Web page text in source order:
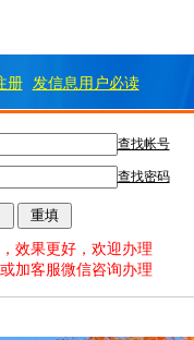
册 发信息用户必读
查找帐号
查找密码
效果更好，欢迎办理
加客服微信咨询办理